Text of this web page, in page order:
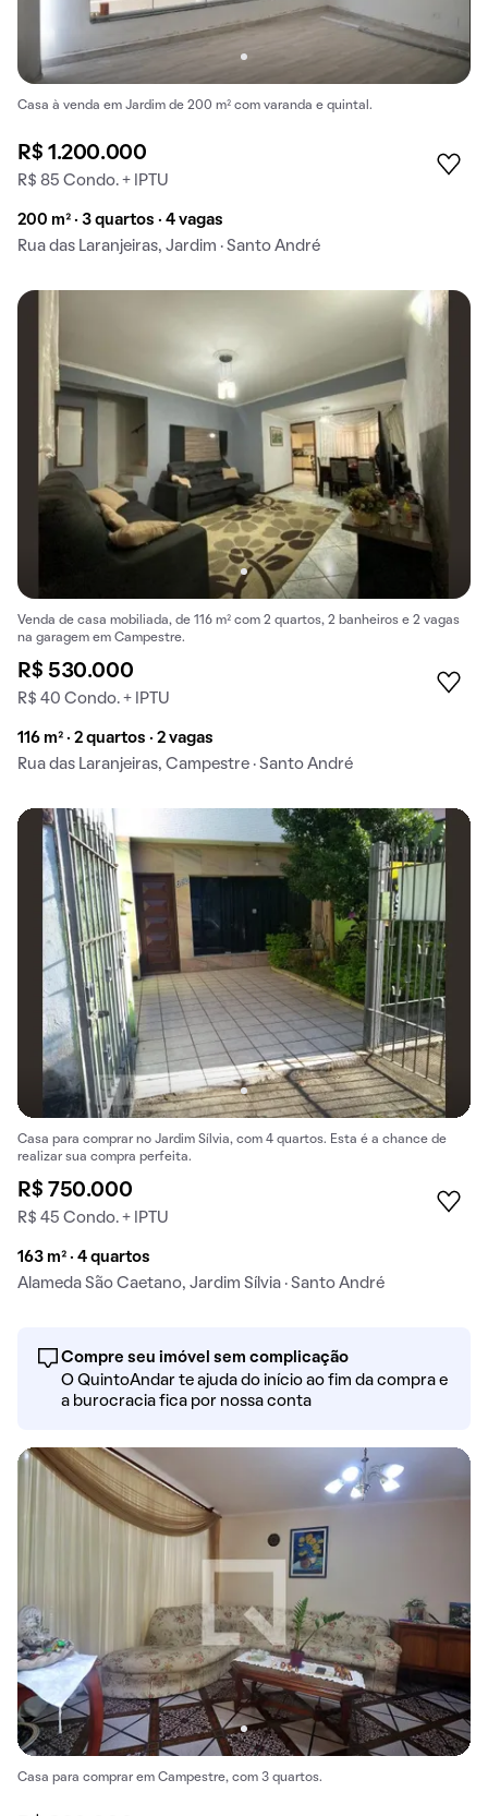
Casa à venda em Jardim de 200 m² com varanda e quintal.
R$ 1.200.000
R$ 85 Condo. + IPTU
200 m² · 3 quartos · 4 vagas
Rua das Laranjeiras, Jardim · Santo André
Venda de casa mobiliada, de 116 m² com 2 quartos, 2 banheiros e 2 vagas
na garagem em Campestre.
R$ 530.000
R$ 40 Condo. + IPTU
116 m² · 2 quartos · 2 vagas
Rua das Laranjeiras, Campestre · Santo André
Casa para comprar no Jardim Sílvia, com 4 quartos. Esta é a chance de
realizar sua compra perfeita.
R$ 750.000
R$ 45 Condo. + IPTU
163 m² · 4 quartos
Alameda São Caetano, Jardim Sílvia · Santo André
Compre seu imóvel sem complicação
O QuintoAndar te ajuda do início ao fim da compra e
a burocracia fica por nossa conta
Casa para comprar em Campestre, com 3 quartos.